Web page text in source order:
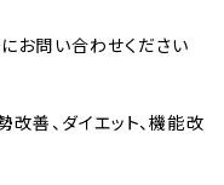
お問い合わせください
善、ダイエット、機能改